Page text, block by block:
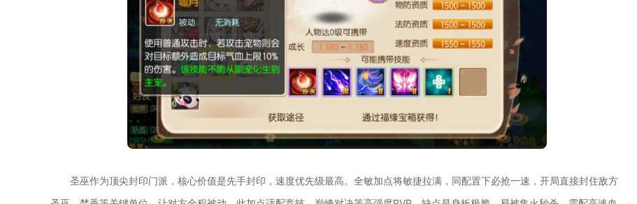
圣巫作为顶尖封印门派，核心价值是先手封印，速度优先级最高。全敏加点将敏捷拉满，同配置下必抢一速，开局直接封住敌方